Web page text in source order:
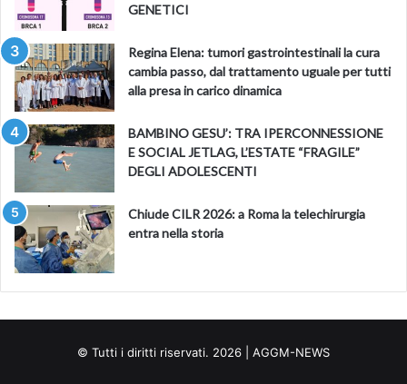
GENETICI
Regina Elena: tumori gastrointestinali la cura
cambia passo, dal trattamento uguale per tutti
alla presa in carico dinamica
BAMBINO GESU’: TRA IPERCONNESSIONE
E SOCIAL JETLAG, L’ESTATE “FRAGILE”
DEGLI ADOLESCENTI
Chiude CILR 2026: a Roma la telechirurgia
entra nella storia
© Tutti i diritti riservati. 2026 | AGGM-NEWS